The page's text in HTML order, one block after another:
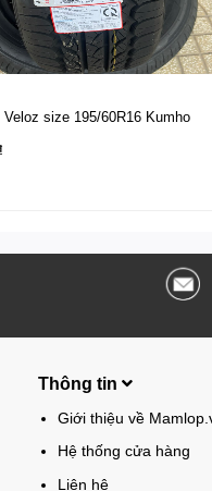
size 195/60R16 Kumho
Thông tin
Giới thiệu về
Hệ thống cửa hàng
Liên hệ